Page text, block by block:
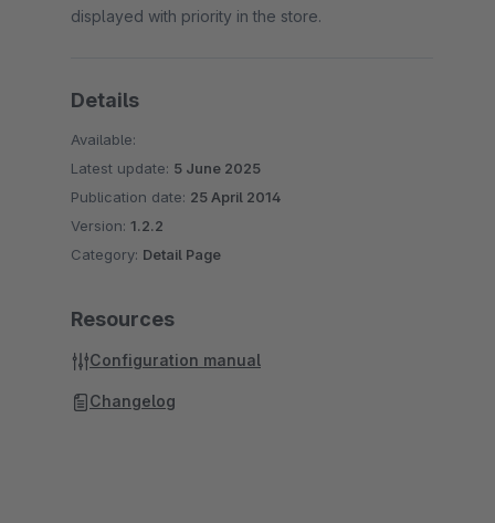
displayed with priority in the store.
Details
Available:
Latest update: 5 June 2025
Publication date: 25 April 2014
Version: 1.2.2
Category: Detail Page
Resources
Configuration manual
Changelog